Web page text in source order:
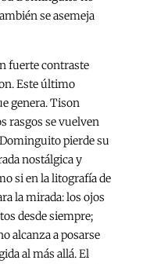
se asemeja
fuerte contraste
Este último
genera. Tison
rasgos se vuelven
pierde su
nostálgica y
si en la litografía de
la mirada: los ojos
desde siempre;
alcanza a posarse
al más allá. El